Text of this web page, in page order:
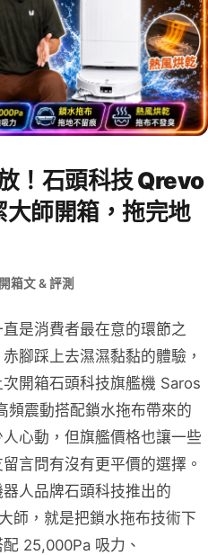
！石頭科技 Qrevo
師開箱，拖完地
開箱文 & 評測
是消費者最在意的環節之
腳踩上去濕濕黏黏的體驗，
開箱石頭科技旗艦機 Saros
頻震動搭配鎖水拖布帶來的
人心動，但旗艦價格也讓一些
言問有沒有更平價的選擇。
人品牌石頭科技推出的
師，就是把鎖水拖布技術下
25,000Pa 吸力、